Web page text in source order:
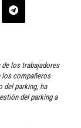
de los trabajadores
los compañeros
del parking, ha
del parking a